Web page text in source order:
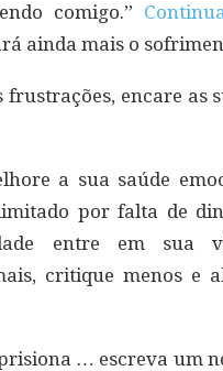
comigo.”
ainda mais o
encare as
a sua saúde
por falta de
entre em sua
critique menos e
… escreva um